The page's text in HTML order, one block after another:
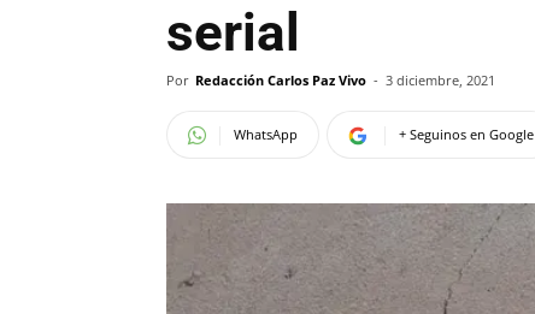
serial
Por Redacción Carlos Paz Vivo - 3 diciembre, 2021
WhatsApp + Seguinos en Google